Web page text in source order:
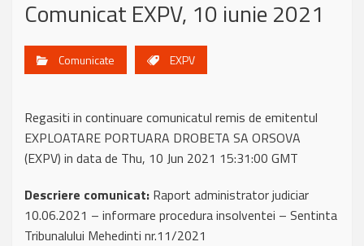
Comunicat EXPV, 10 iunie 2021
Comunicate EXPV
Regasiti in continuare comunicatul remis de emitentul
EXPLOATARE PORTUARA DROBETA SA ORSOVA
(EXPV) in data de Thu, 10 Jun 2021 15:31:00 GMT
Descriere comunicat: Raport administrator judiciar
10.06.2021 – informare procedura insolventei – Sentinta
Tribunalului Mehedinti nr.11/2021